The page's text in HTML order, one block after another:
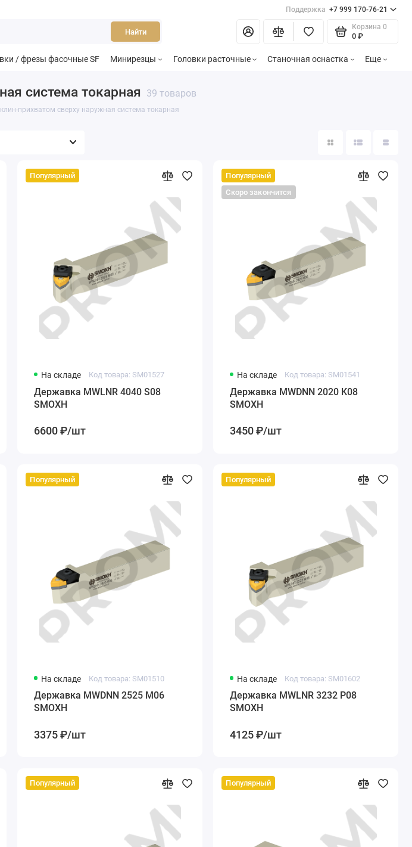
Поддержка +7 999 170-76-21
Найти
Корзина 0
0 ₽
/ фрезы фасочные SF Минирезцы Головки расточные Станочная оснастка Еще
система токарная 39 товаров
прихватом сверху наружная система токарная
Популярный
На складе Код товара: SM01527
Державка MWLNR 4040 S08
SMOXH
6600 ₽/шт
Популярный
Скоро закончится
На складе Код товара: SM01541
Державка MWDNN 2020 K08
SMOXH
3450 ₽/шт
Популярный
На складе Код товара: SM01510
Державка MWDNN 2525 M06
SMOXH
3375 ₽/шт
Популярный
На складе Код товара: SM01602
Державка MWLNR 3232 P08
SMOXH
4125 ₽/шт
Популярный Популярный